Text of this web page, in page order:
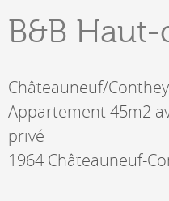
B&B
Châteauneuf/
Appartement 45m2
privé
1964 Châteauneuf-